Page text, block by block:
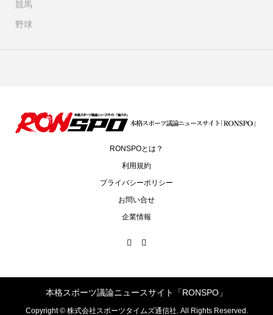
競馬
野球
RONSPOとは？
利用規約
プライバシーポリシー
お問い合せ
企業情報
本格スポーツ議論ニュースサイト「RONSPO」
Copyright ©株式会社スポーツタイムズ通信社. All Rights Reserved.